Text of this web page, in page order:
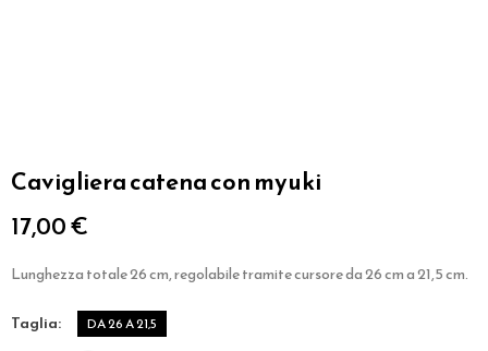
Cavigliera catena con myuki
17,00 €
Lunghezza totale 26 cm, regolabile tramite cursore da 26 cm a 21,5 cm.
taglia DA 26 A 21,5